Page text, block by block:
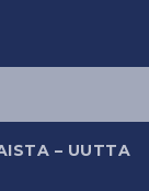
– UUTTA